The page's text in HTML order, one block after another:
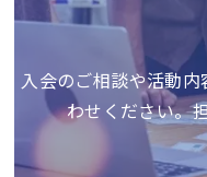
入会のご相談や活動
わせください。